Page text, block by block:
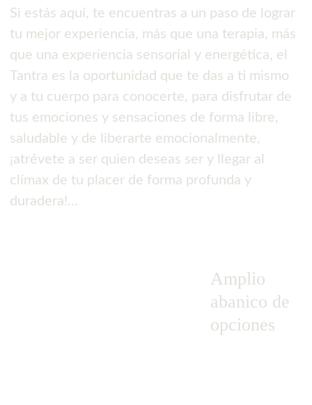
Amplio
abanico de
opciones
Si estás aquí, te encuentras a un paso de lograr
tu mejor experiencia, más que una terapia, más
que una experiencia sensorial y energética, el
Tantra es la oportunidad que te das a ti mismo
y a tu cuerpo para conocerte, para disfrutar de
tus emociones y sensaciones de forma libre,
saludable y de liberarte emocionalmente,
¡atrévete a ser quien deseas ser y llegar al
clímax de tu placer de forma profunda y
duradera!…